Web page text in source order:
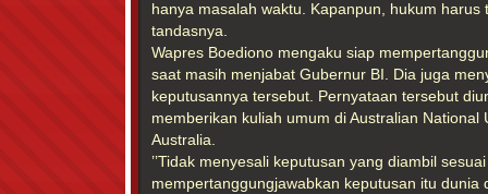
hanya masalah waktu. Kapanpun, hukum harus
tandasnya.
Wapres Boediono mengaku siap
saat masih menjabat Gubernur BI. Dia juga
keputusannya tersebut. Pernyataan tersebut
memberikan kuliah umum di Australian National
Australia.
’’Tidak menyesali keputusan yang diambil
mempertanggungjawabkan keputusan itu dunia